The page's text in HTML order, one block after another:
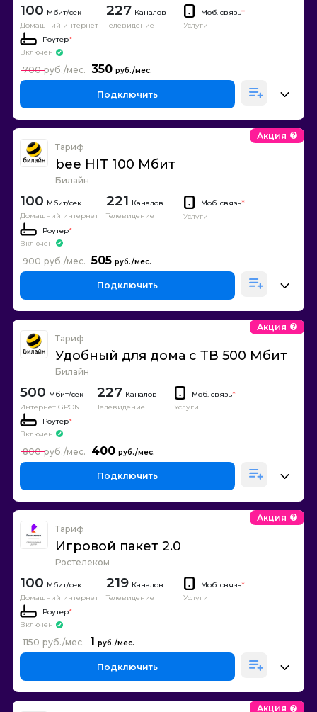
100
Домашний интернет
227 Каналов
Телевидение
Моб. связь*
Услуги
Роутер*
Включен
350
700
Подключить
Тариф
bee HIT 100 Мбит
Билайн
Акция
100
Домашний интернет
221 Каналов
Телевидение
Моб. связь*
Услуги
Роутер*
Включен
505
900
Подключить
Тариф
Удобный для дома с ТВ 500 Мбит
Билайн
Акция
500
Интернет GPON
227 Каналов
Телевидение
Моб. связь*
Услуги
Роутер*
Включен
400
800
Подключить
Тариф
Игровой пакет 2.0
Ростелеком
Акция
100
Домашний интернет
219 Каналов
Телевидение
Моб. связь*
Услуги
Роутер*
Включен
1
1150
Подключить
Акция